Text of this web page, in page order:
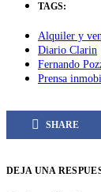
TAGS:
Alquiler y
Diario Clarin
Fernando
Prensa
SHARE
DEJA UNA